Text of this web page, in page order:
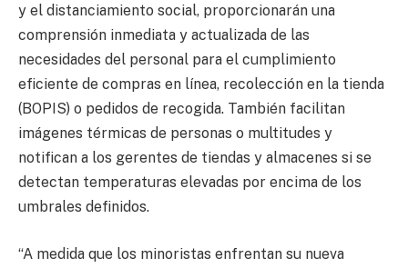
y el distanciamiento social, proporcionarán una
comprensión inmediata y actualizada de las
necesidades del personal para el cumplimiento
eficiente de compras en línea, recolección en la tienda
(BOPIS) o pedidos de recogida. También facilitan
imágenes térmicas de personas o multitudes y
notifican a los gerentes de tiendas y almacenes si se
detectan temperaturas elevadas por encima de los
umbrales definidos.
“A medida que los minoristas enfrentan su nueva